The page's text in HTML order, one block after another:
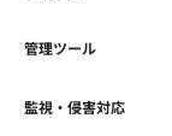
管理ツール
監視・侵害対応